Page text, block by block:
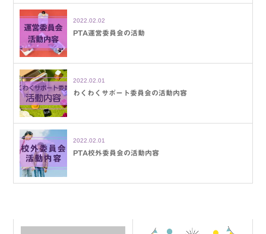
2022.02.02
PTA運営委員会の活動
2022.02.01
わくわくサポート委員会の活動内容
2022.02.01
PTA校外委員会の活動内容